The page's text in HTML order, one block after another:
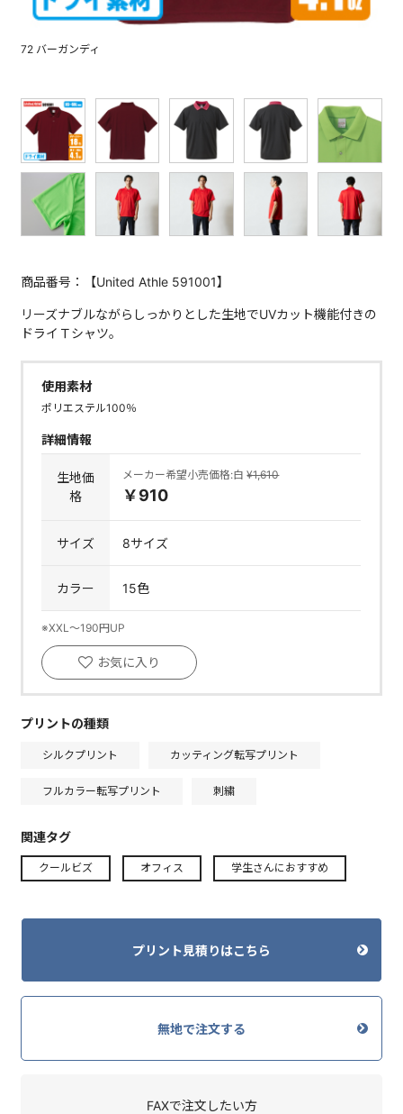
72 バーガンディ
商品番号：【United Athle 591001】
リーズナブルながらしっかりとした生地でUVカット機能付きの
ドライＴシャツ。
使用素材
ポリエステル100％
詳細情報
生地価
格
メーカー希望小売価格:白¥1,610
￥910
サイズ 8サイズ
カラー 15色
※XXL～190円UP
お気に入り
プリントの種類
シルクプリント カッティング転写プリント
フルカラー転写プリント 刺繍
関連タグ
クールビズ オフィス 学生さんにおすすめ
プリント見積りはこちら
無地で注文する
FAXで注文したい方